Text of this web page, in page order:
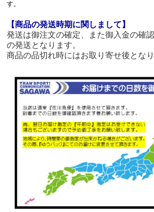
す。
【商品の発送時期に関しまして】
発送は御注文の確定、また御入金の確
の発送となります。
商品の品切れ時にはお取り寄せ後となり